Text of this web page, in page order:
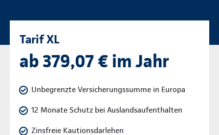
Tarif XL
ab 379,07 € im Jahr
Unbegrenzte Versicherungssumme in Europa
12 Monate Schutz bei Auslandsaufenthalten
Zinsfreie Kautionsdarlehen